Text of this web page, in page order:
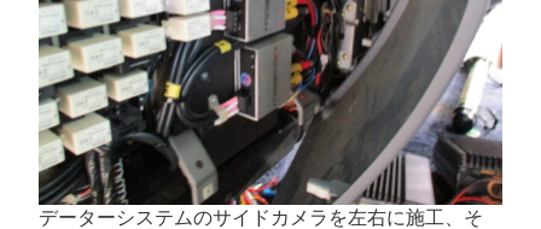
データーシステムのサイドカメラを左右に施工、そ